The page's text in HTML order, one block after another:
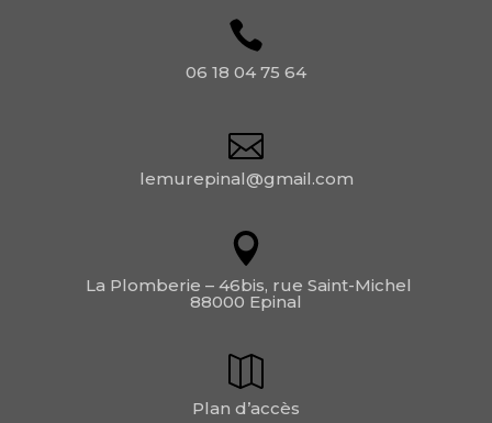
06 18 04 75 64
lemurepinal@gmail.com
La Plomberie – 46bis, rue Saint-Michel
88000 Epinal
Plan d’accès